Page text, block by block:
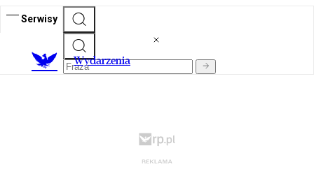
Serwisy
Wydarzenia